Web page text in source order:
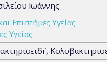
Ιωάννης
Επιστήμες Υγείας
Υγείας